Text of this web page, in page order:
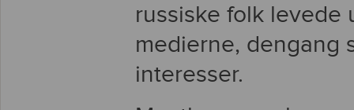
russiske folk levede
medierne, dengang
interesser.